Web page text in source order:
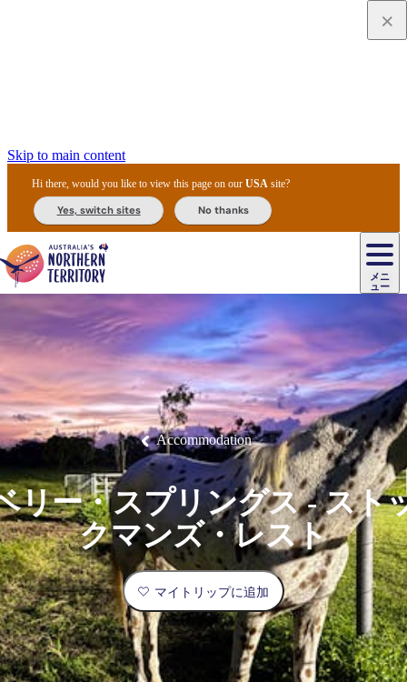
Skip to main content
Hi there, would you like to view this page on ourUSA site?
Yes, switch sites No thanks
メニ
ュー
メ
イ
ン
ナ
ビ
ゲ
ー
シ
ョ
ン
エ
最
も
人
気
が
高
い
場
所
ア
ズ
ロ
ッ
ク
ー
ウ
ィ
ン
リ
ス
プ
リ
ン
ズ
カ
ド
ゥ
国
立
公
園
チ
ィ
ル
ド
国
立
公
園
ワ
タ
ル
カ
国
立
公
園
テ
ィ
ウ
ィ
諸
島
ニ
ト
ミ
ル
ク
国
立
公
園
ル
ル
ズ・
マ
ー
ブ
ル
ズ
保
護
区
ジ
ジ
ウ
ト
マ
ク
ド
ネ
ル
国
立
公
園
体
験
旅
行
タ
住
文
化
体
験
ド
ド
リ
ン
ク
ィ
ル
と
イ
ベ
ト
ア・
ク
テ
ィ
ビ
テ
ィ
然
と
野
生
生
物
歴
史
と
伝
統
釣
り
グ
ジ
ュ
ア
リ
ー
な
体
験
ピ
ン
グ
&
グ
ラ
ン
ピ
ン
グ
旅
の
コ
ツ
計
画
と
予
約
宿
泊
施
設
ド
行
ツ
ア
ー
通
関
＆
レ
ン
ル
プ
ン
＆
オ
フ
ァ
ー
Accommodation
リー・スプリングス - スト
クマンズ・レスト
マイトリップに追加